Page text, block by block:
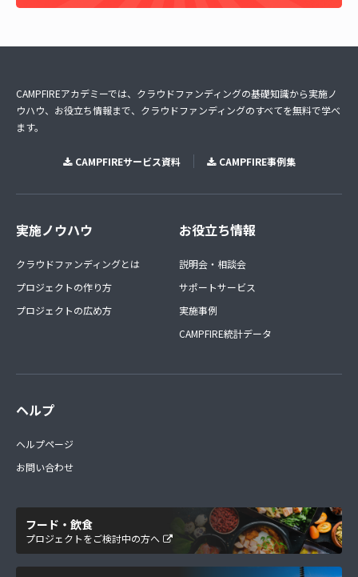
CAMPFIREアカデミーでは、クラウドファンディングの基礎知識から実施ノ
ウハウ、お役立ち情報まで、クラウドファンディングのすべてを無料で学べ
ます。
CAMPFIREサービス資料 CAMPFIRE事例集
実施ノウハウ
クラウドファンディングとは
プロジェクトの作り方
プロジェクトの広め方
お役立ち情報
説明会・相談会
サポートサービス
実施事例
CAMPFIRE統計データ
ヘルプ
ヘルプページ
お問い合わせ
フード・飲食
プロジェクトをご検討中の方へ